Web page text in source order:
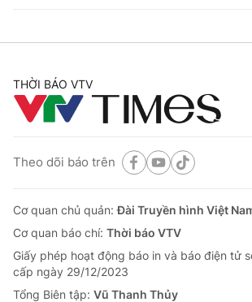
THỜI BÁO VTV
Theo dõi báo trên
Cơ quan chủ quản:Đài Truyền hình Việt
Cơ quan báo chí: Thời báo VTV
Giấy phép hoạt động báo in và báo điện tử
cấp ngày 29/12/2023
Tổng Biên tập: Vũ Thanh Thủy